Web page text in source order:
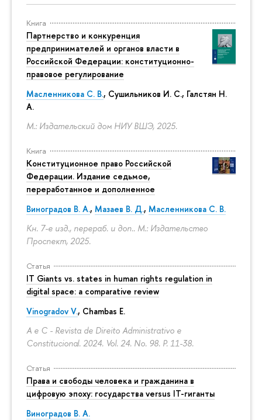
Книга
Партнерство и конкуренция
предпринимателей и органов власти в
Российской Федерации: конституционно-
правовое регулирование
Масленникова С. В., Сушильников И. С., Галстян Н.
А.
М.: Издательский дом НИУ ВШЭ, 2025.
Книга
Конституционное право Российской
Федерации. Издание седьмое,
переработанное и дополненное
Виноградов В. А., Мазаев В. Д., Масленникова С. В.
Кн. 7-е изд., перераб. и доп.. М.: Издательство
Проспект, 2025.
Статья
IT Giants vs. states in human rights regulation in
digital space: a comparative review
Vinogradov V., Chambas E.
A e C - Revista de Direito Administrativo e
Constitucional. 2024. Vol. 24. No. 98. P. 11-38.
Статья
Права и свободы человека и гражданина в
цифровую эпоху: государства versus IT-гиганты
Виноградов В. А.